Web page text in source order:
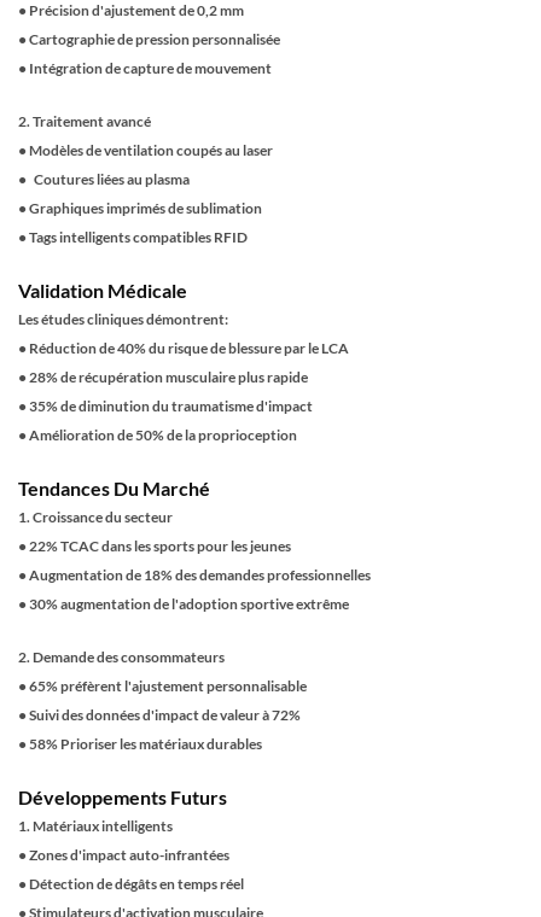
● Précision d'ajustement de 0,2 mm
●Cartographie de pression personnalisée
● Intégration de capture de mouvement
2. Traitement avancé
● Modèles de ventilation coupés au laser
● Coutures liées au plasma
●Graphiques imprimés de sublimation
●Tags intelligents compatibles RFID
Validation Médicale
Les études cliniques démontrent:
● Réduction de 40% du risque de blessure par le LCA
●28% de récupération musculaire plus rapide
●35% de diminution du traumatisme d'impact
●Amélioration de 50% de la proprioception
Tendances Du Marché
1. Croissance du secteur
●22% TCAC dans les sports pour les jeunes
●Augmentation de 18% des demandes professionnelles
●30% augmentation de l'adoption sportive extrême
2. Demande des consommateurs
●65% préfèrent l'ajustement personnalisable
●Suivi des données d'impact de valeur à 72%
●58% Prioriser les matériaux durables
Développements Futurs
1. Matériaux intelligents
●Zones d'impact auto-infrantées
● Détection de dégâts en temps réel
●Stimulateurs d'activation musculaire